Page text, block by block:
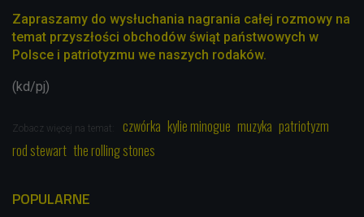
Zapraszamy do wysłuchania nagrania całej rozmowy na
temat przyszłości obchodów świąt państwowych w
Polsce i patriotyzmu we naszych rodaków.
(kd/pj)
Zobacz więcej na temat: czwórka kylie minogue muzyka patriotyzm
rod stewart the rolling stones
POPULARNE